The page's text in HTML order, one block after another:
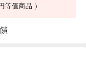
值商品 ）